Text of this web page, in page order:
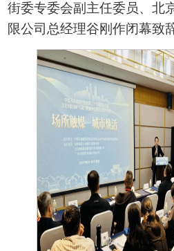
街委专委会副主任委员、北
限公司总经理谷刚作闭幕致